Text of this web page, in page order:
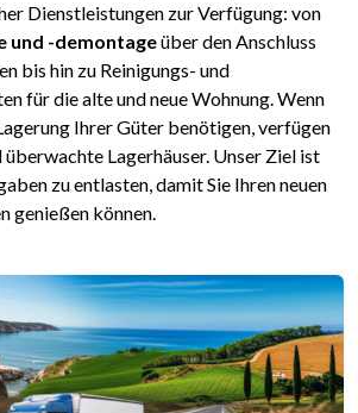
Dienstleistungen zur Verfügung: von
und -demontageüber den Anschluss
bis hin zu Reinigungs- und
für die alte und neue Wohnung. Wenn
Ihrer Güter benötigen, verfügen
Lagerhäuser. Unser Ziel ist
zu entlasten, damit Sie Ihren neuen
genießen können.